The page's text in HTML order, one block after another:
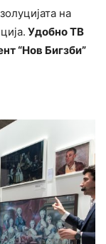
на
Удобно ТВ
“Нов Бигзби”